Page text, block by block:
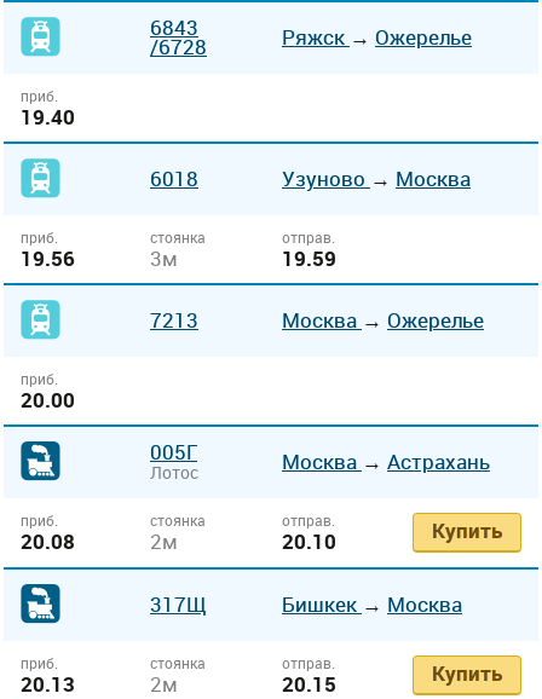
6843
/6728 Ряжск → Ожерелье
приб.
19.40
6018 Узуново → Москва
приб.
19.56
стоянка
3м
отправ.
19.59
7213 Москва → Ожерелье
приб.
20.00
005Г
Лотос Москва → Астрахань
приб.
20.08
стоянка
2м
отправ.
20.10 Купить
317Щ Бишкек → Москва
приб.
20.13
стоянка
2м
отправ.
20.15 Купить